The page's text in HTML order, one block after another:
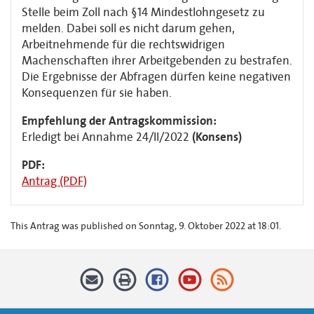
Stelle beim Zoll nach §14 Mindestlohngesetz zu
melden. Dabei soll es nicht darum gehen,
Arbeitnehmende für die rechtswidrigen
Machenschaften ihrer Arbeitgebenden zu bestrafen.
Die Ergebnisse der Abfragen dürfen keine negativen
Konsequenzen für sie haben.
Empfehlung der Antragskommission:
Erledigt bei Annahme 24/II/2022 (Konsens)
PDF:
Antrag (PDF)
This Antrag was published on Sonntag, 9. Oktober 2022 at 18:01.